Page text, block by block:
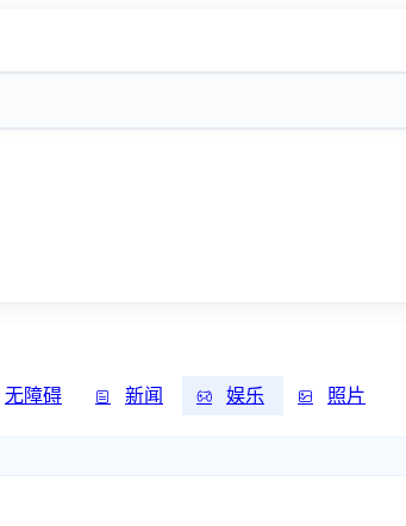
无障碍 新闻 娱乐
照片